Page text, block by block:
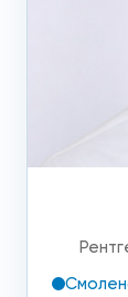
Отделение
адресу:
цокольном
пациентов на
наших
ул. Летчика